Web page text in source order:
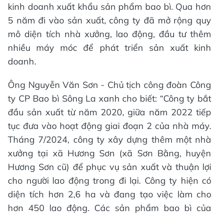
kinh doanh xuất khẩu sản phẩm bao bì. Qua hơn
5 năm đi vào sản xuất, công ty đã mở rộng quy
mô diện tích nhà xưởng, lao động, đầu tư thêm
nhiều máy móc để phát triển sản xuất kinh
doanh.
Ông Nguyễn Văn Sơn - Chủ tịch công đoàn Công
ty CP Bao bì Sông La xanh cho biết: “Công ty bắt
đầu sản xuất từ năm 2020, giữa năm 2022 tiếp
tục đưa vào hoạt động giai đoạn 2 của nhà máy.
Tháng 7/2024, công ty xây dựng thêm một nhà
xưởng tại xã Hương Sơn (xã Sơn Bằng, huyện
Hương Sơn cũ) để phục vụ sản xuất và thuận lợi
cho người lao động trong đi lại. Công ty hiện có
diện tích hơn 2,6 ha và đang tạo việc làm cho
hơn 450 lao động. Các sản phẩm bao bì của